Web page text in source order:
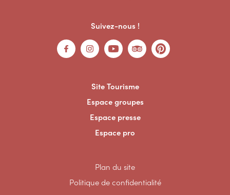
Suivez-nous !
Site Tourisme
Espace groupes
Espace presse
Espace pro
Plan du site
Politique de confidentialité